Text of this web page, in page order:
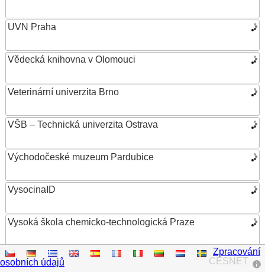
UVN Praha
Vědecká knihovna v Olomouci
Veterinární univerzita Brno
VŠB – Technická univerzita Ostrava
Východočeské muzeum Pardubice
VysocinaID
Vysoká škola chemicko-technologická Praze
Vysoká škola ekonomická v Praze
CESNET
Zpracování
osobních údajů